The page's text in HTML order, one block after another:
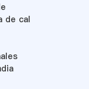
de cal